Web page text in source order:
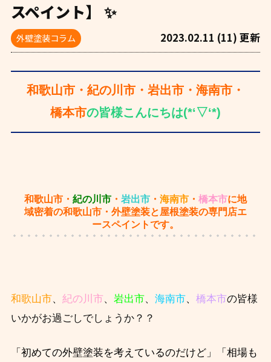
スペイント】 ✨
外壁塗装コラム 2023.02.11 (11) 更新
和歌山市・紀の川市・岩出市・海南市・
橋本市の皆様こんにちは(*‘▽‘*)
和歌山市・ 紀の川市 ・ 岩出市 ・ 海南市 ・ 橋本市に地
域密着の和歌山市・外壁塗装と屋根塗装の専門店エ
ースペイントです。
和歌山市、 紀の川市、 岩出市、 海南市、 橋本市の皆様
いかがお過ごしでしょうか？？
「初めての外壁塗装を考えているのだけど」「相場も